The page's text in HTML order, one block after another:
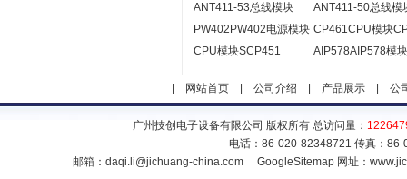
ANT411-53总线模块
ANT411-50总线模
PW402PW402电源模块 CP461CPU模块
CPU模块SCP451
AIP578AIP578模块
网站首页| 公司介绍 产品展示| 公
广州技创电子设备有限公司 版权所有 总访问量：
电话：86-020-82348721 传真：
邮箱： daqi.li@jichuang-china.com GoogleSitemap 网址：